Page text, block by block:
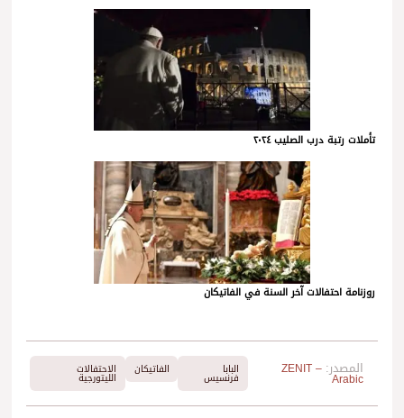
تأملات رتبة درب الصليب ٢٠٢٤
روزنامة احتفالات آخر السنة في الفاتيكان
المصدر: ZENIT –
Arabic
البابا
فرنسيس
الفاتيكان الاحتفالات
الليتورجية